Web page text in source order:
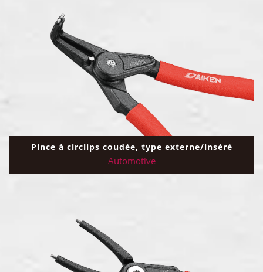
Pince à circlips coudée, type externe/inséré
Automotive